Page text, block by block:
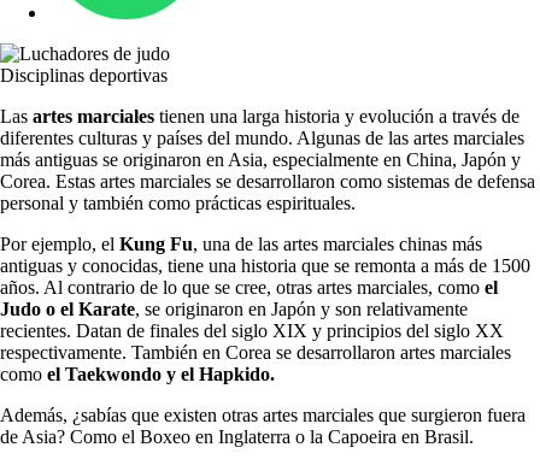
Disciplinas deportivas
Las artes marciales tienen una larga historia y evolución a través de
diferentes culturas y países del mundo. Algunas de las artes marciales
más antiguas se originaron en Asia, especialmente en China, Japón y
Corea. Estas artes marciales se desarrollaron como sistemas de defensa
personal y también como prácticas espirituales.
Por ejemplo, el Kung Fu, una de las artes marciales chinas más
antiguas y conocidas, tiene una historia que se remonta a más de 1500
años. Al contrario de lo que se cree, otras artes marciales, como el
Judo o el Karate, se originaron en Japón y son relativamente
recientes. Datan de finales del siglo XIX y principios del siglo XX
respectivamente. También en Corea se desarrollaron artes marciales
como el Taekwondo y el Hapkido.
Además, ¿sabías que existen otras artes marciales que surgieron fuera
de Asia? Como el Boxeo en Inglaterra o la Capoeira en Brasil.